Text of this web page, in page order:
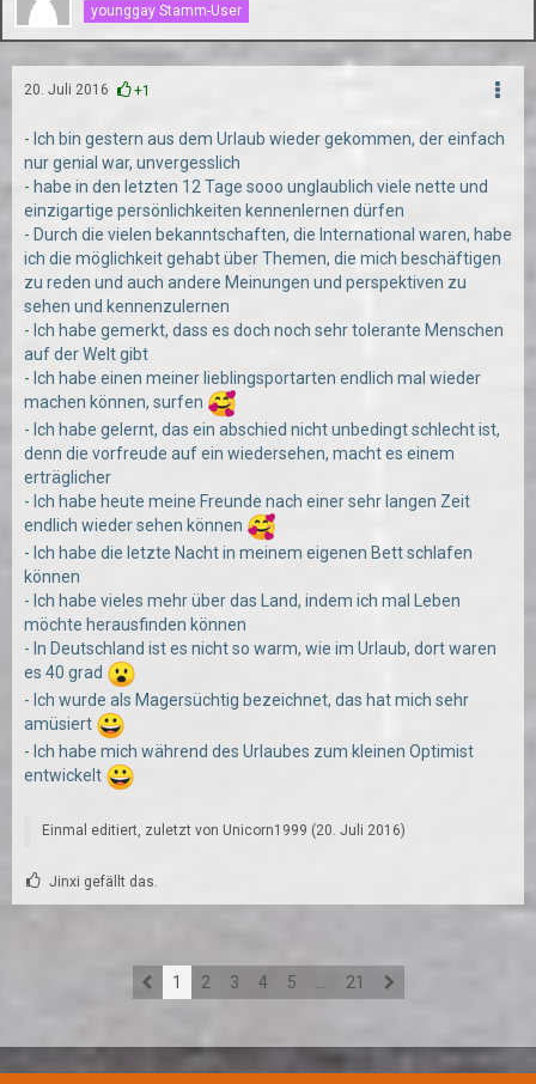
younggay Stamm-User
20. Juli 2016 +1
- Ich bin gestern aus dem Urlaub wieder gekommen, der einfach
nur genial war, unvergesslich
- habe in den letzten 12 Tage sooo unglaublich viele nette und
einzigartige persönlichkeiten kennenlernen dürfen
- Durch die vielen bekanntschaften, die International waren, habe
ich die möglichkeit gehabt über Themen, die mich beschäftigen
zu reden und auch andere Meinungen und perspektiven zu
sehen und kennenzulernen
- Ich habe gemerkt, dass es doch noch sehr tolerante Menschen
auf der Welt gibt
- Ich habe einen meiner lieblingsportarten endlich mal wieder
machen können, surfen
- Ich habe gelernt, das ein abschied nicht unbedingt schlecht ist,
denn die vorfreude auf ein wiedersehen, macht es einem
erträglicher
- Ich habe heute meine Freunde nach einer sehr langen Zeit
endlich wieder sehen können
- Ich habe die letzte Nacht in meinem eigenen Bett schlafen
können
- Ich habe vieles mehr über das Land, indem ich mal Leben
möchte herausfinden können
- In Deutschland ist es nicht so warm, wie im Urlaub, dort waren
es 40 grad
- Ich wurde als Magersüchtig bezeichnet, das hat mich sehr
amüsiert
- Ich habe mich während des Urlaubes zum kleinen Optimist
entwickelt
Einmal editiert, zuletzt von Unicorn1999 (20. Juli 2016)
Jinxi gefällt das.
1 2 3 4 5 21